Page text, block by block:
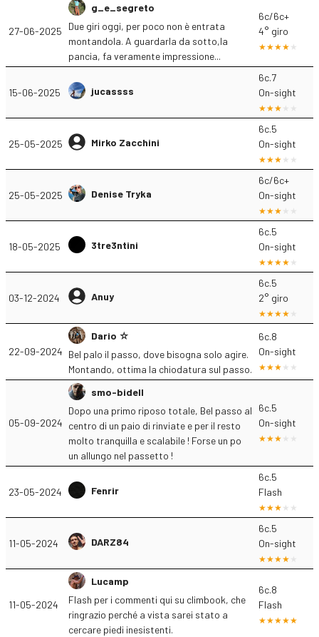
27-06-2025
g_e_segreto
Due giri oggi, per poco non è entrata
montandola. A guardarla da sotto,la
pancia, fa veramente impressione...
6c/6c+
4° giro
15-06-2025 jucassss
6c.7
On-sight
25-05-2025 Mirko Zacchini
6c.5
On-sight
25-05-2025 Denise Tryka
6c/6c+
On-sight
18-05-2025 3tre3ntini
6c.5
On-sight
03-12-2024 Anuy
6c.5
2° giro
22-09-2024
Dario ☆
Bel palo il passo, dove bisogna solo agire.
Montando, ottima la chiodatura sul passo.
6c.8
On-sight
05-09-2024
smo-bidell
Dopo una primo riposo totale, Bel passo al
centro di un paio di rinviate e per il resto
molto tranquilla e scalabile ! Forse un po
un allungo nel passetto !
6c.5
On-sight
23-05-2024 Fenrir
6c.5
Flash
11-05-2024 DARZ84
6c.5
On-sight
11-05-2024
Lucamp
Flash per i commenti qui su climbook, che
ringrazio perché a vista sarei stato a
cercare piedi inesistenti.
6c.8
Flash